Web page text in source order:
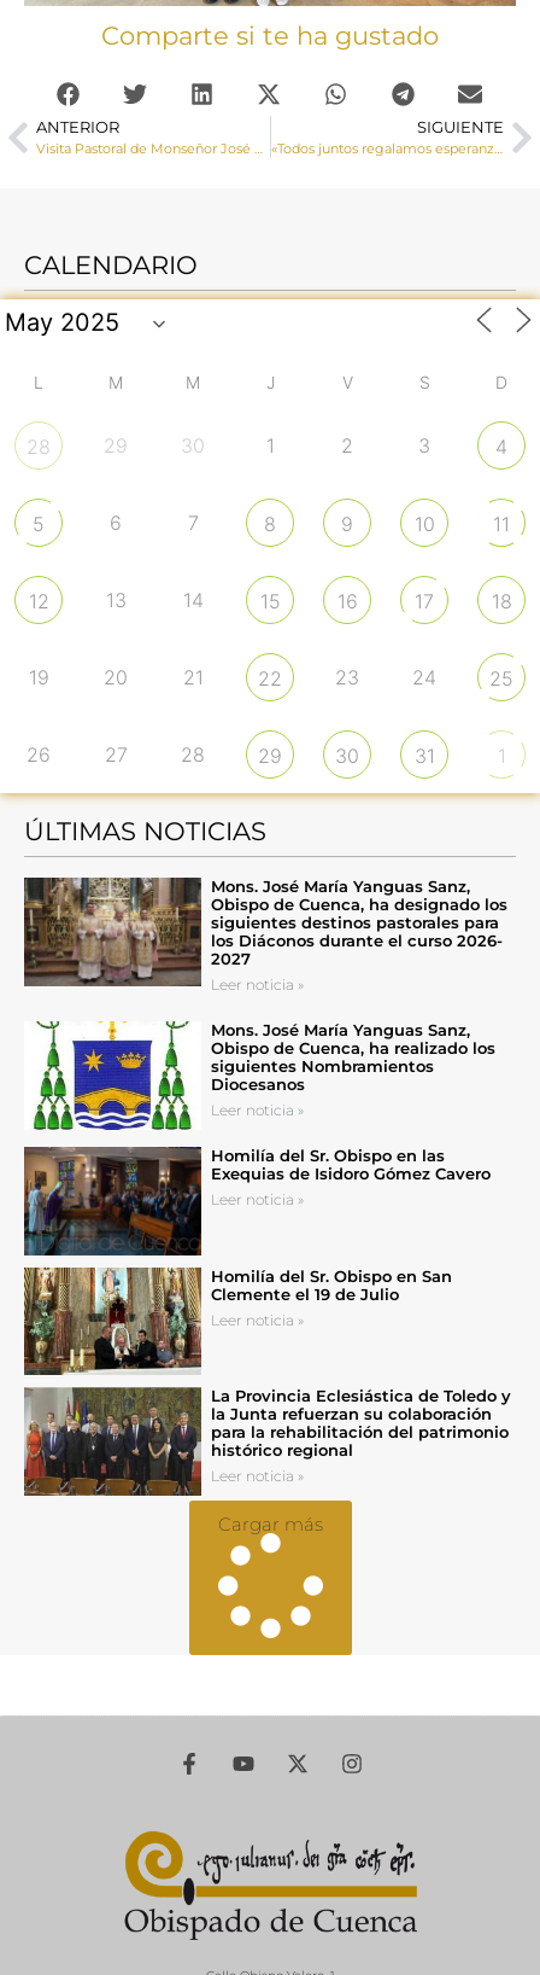
Comparte si te ha gustado
ANTERIOR
Visita Pastoral de Monseñor José María Yanguas a las parroquias de Carrascosa de Haro y Villar de la Encina
SIGUIENTE
«Todos juntos regalamos esperanza», la Iglesia se une al Día Internacional de las Personas con discapacidad el 3 de diciembre
CALENDARIO
L M M J V S D
28 29 30 1 2 3 4
5 6 7 8 9 10 11
12 13 14 15 16 17 18
19 20 21 22 23 24 25
26 27 28 29 30 31 1
ÚLTIMAS NOTICIAS
Mons. José María Yanguas Sanz,
Obispo de Cuenca, ha designado los
siguientes destinos pastorales para
los Diáconos durante el curso 2026-
2027
Leer noticia »
Mons. José María Yanguas Sanz,
Obispo de Cuenca, ha realizado los
siguientes Nombramientos
Diocesanos
Leer noticia »
Homilía del Sr. Obispo en las
Exequias de Isidoro Gómez Cavero
Leer noticia »
Homilía del Sr. Obispo en San
Clemente el 19 de Julio
Leer noticia »
La Provincia Eclesiástica de Toledo y
la Junta refuerzan su colaboración
para la rehabilitación del patrimonio
histórico regional
Leer noticia »
Cargar más